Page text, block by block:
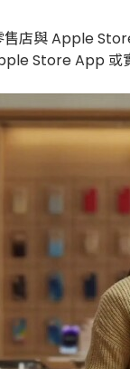
與 Apple
Store App 或